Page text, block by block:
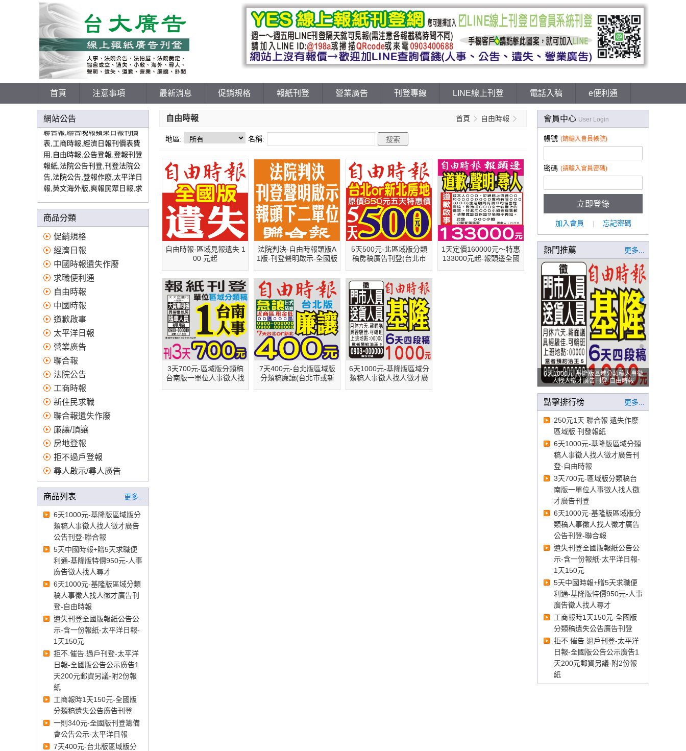
首頁 注意事項 最新消息 促銷規格 報紙刊登 營業廣告 刊登專線 LINE線上刊登 電話入稿 e便利通
網站公告
198報紙刊登網
各報廣告價格表,登報中國時報,
聯合報,聯合晚報蘋果日報刊價
表,工商時報,經濟日報刊價表費
用,自由時報,公告登報,登報刊登
報紙,法院公告刊登,刊登法院公
告,法院公告,登報作廢,太平洋日
報,英文海外版,爽報民眾日報,求
職便利通,the china post英文中
國郵報,yes123網路徵才刊登,
U
paper,價格優惠費用好各大報直
接授權報紙廣告代理商免中間
廠商抽成,價格優惠實在,值得信
賴！全國版,地方版:台北市,新北
市,桃竹苗,中彰投,高屏,登報作
廢、求職便利通、報紙廣告、
登報遺失、登報、道歉啟事、
太平洋日報、登報作廢便利商
店、登報道歉費用、登報道
歉、刊登報紙、登報徵人、便
利通、登報費用、股票遺失、
登報作廢費用、徵人廣告、報
紙刊登、便利通求職、報紙 廣
告、拒不過戶註銷登報、支票
遺失 登報、蘋果日報廣告價目
表、股票遺失、 徵才廣告、登
報公告、求職便利通刊登、報
紙廣告收費、遺失登報、蘋果
日報 廣告、道歉啟事 範例、登
告、如何登報遺失、報紙廣告
費用、求職報紙、刊登徵人廣
告、中國時報求職網、報紙廣
告刊登、證件遺失 登報、報紙
刊登公告、蘋果日報廣告價
格、自由時報刊登徵才、公示
送達費用、報紙刊登費、報紙
徵人、公示送達、自由時報徵
才、登廣告登報、臺北高等行
政法院登報、臺中高等行政法
院登報、高雄高等行政法院登
報、智慧財產法院登報登報、
臺灣臺北地方法院登報、臺灣
士林地方法院登報、臺灣新北
地方法院登報、臺灣桃園地方
法院登報、臺灣新竹地方法院
登報、臺灣苗栗地方法院登報
登報、臺灣臺中地方法院登
報、臺灣南投地方法院登報、
臺灣彰化地方法院登報、臺灣
雲林地方法院登報、臺灣嘉義
地方法院登報、臺灣臺南地方
法院登報、臺灣高雄地方法院
登報、臺灣屏東地方法院登
報、臺灣臺東地方法院登報、
臺灣花蓮地方法院登報、臺灣
宜蘭地方法院登報、臺灣基隆
地方法院登報、
商品分類
促銷規格
經濟日報
中國時報遺失作廢
求職便利通
自由時報
中國時報
道歉啟事
太平洋日報
營業廣告
聯合報
法院公告
工商時報
新住民求職
聯合報遺失作廢
廉讓/頂讓
房地登報
拒不過戶登報
尋人啟示/尋人廣告
商品列表 更多...
6天1000元-基隆版區域版分
類稿人事徵人找人徵才廣告
公告刊登-聯合報
5天中國時報+贈5天求職便
利通-基隆版特價950元-人事
廣告徵人找人尋才
6天1000元-基隆版區域分類
稿人事徵人找人徵才廣告刊
登-自由時報
遺失刊登全國版報紙公告公
示-含一份報紙-太平洋日報-
1天150元
拒不.催告.過戶刊登-太平洋
日報-全國版公告公示廣告1
天200元郵資另議-附2份報
紙
工商報時1天150元-全國版
分類稿遺失公告廣告刊登
一則340元-全國版刊登籌備
會公告公示-太平洋日報
7天400元-台北版區域版分
自由時報 首頁 自由時報
地區: 名稱:
自由時報-區域見報遺失 1
00 元起
法院判決-自由時報頭版A
1版-刊登聲明啟示-全國版
5天500元-北區域版分類
稿房稿廣告刊登(台北市
1天定價160000元～特惠
133000元起-報頭邊全國
3天700元-區域版分類稿
台南版一單位人事徵人找
7天400元-台北版區域版
分類稿廉讓(台北市或新
6天1000元-基隆版區域分
類稿人事徵人找人徵才廣
會員中心 User Login
帳號 (請輸入會員帳號)
密碼 (請輸入會員密碼)
加入會員 忘記密碼
熱門推薦 更多...
1天定價32000元～特惠28800元起-報
頭下全國版刊登訃聞.訃文-聯合報
250元1天 聯合報 遺失作廢 區域版 刊
6天1000元-基隆版區域分類稿人事徵
人找人徵才廣告刊登-自由時報
3天700元-區域版分類稿台南版一單位
人事徵人找人徵才廣告刊登
6天1000元-基隆版區域版分類稿人事
徵人找人徵才廣告公告刊登-聯合報
點擊排行榜 更多...
250元1天 聯合報 遺失作廢
區域版 刊發報紙
6天1000元-基隆版區域分類
稿人事徵人找人徵才廣告刊
登-自由時報
3天700元-區域版分類稿台
南版一單位人事徵人找人徵
才廣告刊登
6天1000元-基隆版區域版分
類稿人事徵人找人徵才廣告
公告刊登-聯合報
遺失刊登全國版報紙公告公
示-含一份報紙-太平洋日報-
1天150元
5天中國時報+贈5天求職便
利通-基隆版特價950元-人事
廣告徵人找人尋才
工商報時1天150元-全國版
分類稿遺失公告廣告刊登
拒不.催告.過戶刊登-太平洋
日報-全國版公告公示廣告1
天200元郵資另議-附2份報
紙